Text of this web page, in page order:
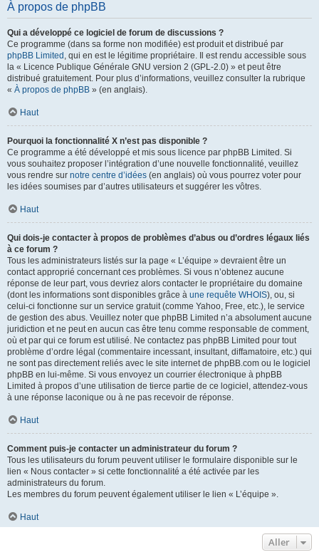
À propos de phpBB
Qui a développé ce logiciel de forum de discussions ?
Ce programme (dans sa forme non modifiée) est produit et distribué par
phpBB Limited , qui en est le légitime propriétaire. Il est rendu accessible sous
la « Licence Publique Générale GNU version 2 (GPL-2.0) » et peut être
distribué gratuitement. Pour plus d’informations, veuillez consulter la rubrique
« À propos de phpBB » (en anglais).
Haut
Pourquoi la fonctionnalité X n’est pas disponible ?
Ce programme a été développé et mis sous licence par phpBB Limited. Si
vous souhaitez proposer l’intégration d’une nouvelle fonctionnalité, veuillez
vous rendre sur notre centre d’idées (en anglais) où vous pourrez voter pour
les idées soumises par d’autres utilisateurs et suggérer les vôtres.
Haut
Qui dois-je contacter à propos de problèmes d’abus ou d’ordres légaux liés
à ce forum ?
Tous les administrateurs listés sur la page « L’équipe » devraient être un
contact approprié concernant ces problèmes. Si vous n’obtenez aucune
réponse de leur part, vous devriez alors contacter le propriétaire du domaine
(dont les informations sont disponibles grâce à une requête WHOIS), ou, si
celui-ci fonctionne sur un service gratuit (comme Yahoo, Free, etc.), le service
de gestion des abus. Veuillez noter que phpBB Limited n’a absolument aucune
juridiction et ne peut en aucun cas être tenu comme responsable de comment,
où et par qui ce forum est utilisé. Ne contactez pas phpBB Limited pour tout
problème d’ordre légal (commentaire incessant, insultant, diffamatoire, etc.) qui
ne sont pas directement reliés avec le site internet de phpBB.com ou le logiciel
phpBB en lui-même. Si vous envoyez un courrier électronique à phpBB
Limited à propos d’une utilisation de tierce partie de ce logiciel, attendez-vous
à une réponse laconique ou à ne pas recevoir de réponse.
Haut
Comment puis-je contacter un administrateur du forum ?
Tous les utilisateurs du forum peuvent utiliser le formulaire disponible sur le
lien « Nous contacter » si cette fonctionnalité a été activée par les
administrateurs du forum.
Les membres du forum peuvent également utiliser le lien « L’équipe ».
Haut
Aller